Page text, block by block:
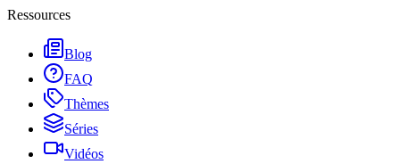
Ressources
Blog
FAQ
Thèmes
Séries
Vidéos